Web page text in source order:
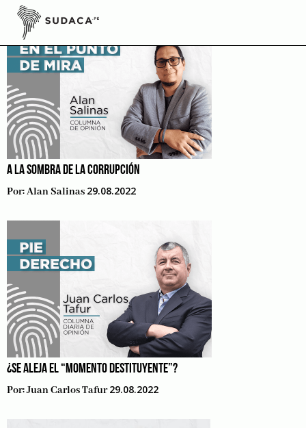
Skip
content
A LA SOMBRA DE LA CORRUPCIÓN
Por:Alan Salinas 29.08.2022
¿SE ALEJA EL “MOMENTO DESTITUYENTE”?
Por:Juan Carlos Tafur 29.08.2022